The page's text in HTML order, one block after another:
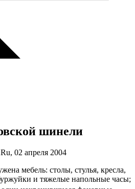
шинели
02 апреля 2004
мебель: столы, стулья, кресла,
и тяжелые напольные часы;